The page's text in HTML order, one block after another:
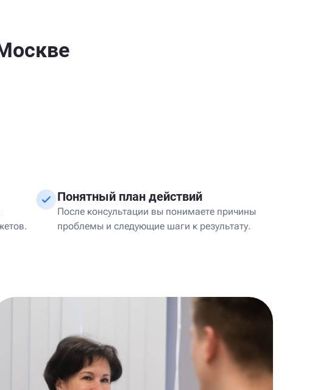
Понятный план действий
После консультации вы понимаете причины
проблемы и следующие шаги к результату.